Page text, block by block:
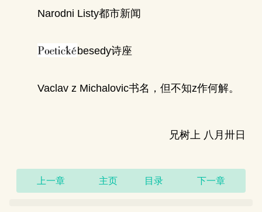
Narodni Listy都市新闻
besedy诗座
Vaclav z Michalovic书名，但不知z作何解。
兄树上 八月卅日
上一章 主页 目录 下一章